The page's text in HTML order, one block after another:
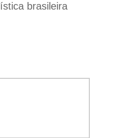
brasileira